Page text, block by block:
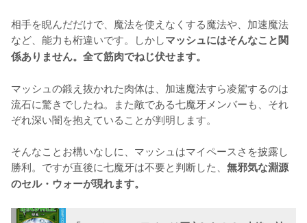
相手を睨んだだけで、魔法を使えなくする魔法や、加速魔法
など、能力も桁違いです。しかしマッシュにはそんなこと関
係ありません。全て筋肉でねじ伏せます。
マッシュの鍛え抜かれた肉体は、加速魔法すら凌駕するのは
流石に驚きでしたね。また敵である七魔牙メンバーも、それ
ぞれ深い闇を抱えていることが判明します。
そんなことお構いなしに、マッシュはマイペースさを披露し
勝利。ですが直後に七魔牙は不要と判断した、 無邪気な淵源
のセル・ウォーが現れます。